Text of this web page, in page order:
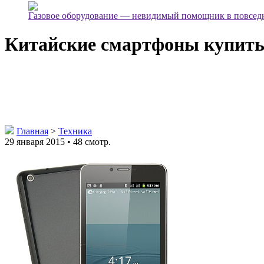
Газовое оборудование — невидимый помощник в
Китайские смартфоны купить
Главная > Техника
29 января 2015 • 48 смотр.